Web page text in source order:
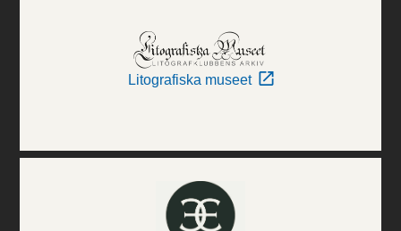
Litografiska museet